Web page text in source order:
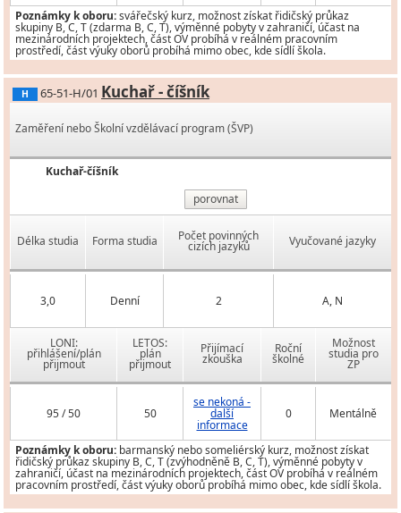
Poznámky k oboru:svářečský kurz, možnost získat řidičský průkaz
skupiny B, C, T (zdarma B, C, T), výměnné pobyty v zahraničí, účast na
mezinárodních projektech, část OV probíhá v reálném pracovním
prostředí, část výuky oborů probíhá mimo obec, kde sídlí škola.
H 65-51-H/01 Kuchař - číšník
Zaměření nebo Školní vzdělávací program (ŠVP)
Kuchař-číšník
porovnat
Délka studia Forma studia Počet povinných
cizích jazyků Vyučované jazyky
3,0 Denní 2 A, N
LONI:
přihlášení/plán
přijmout
LETOS:
plán
přijmout
Přijímací
zkouška
Roční
školné
Možnost
studia pro
ZP
95 / 50 50
se nekoná -
další
informace
0 Mentálně
Poznámky k oboru: barmanský nebo someliérský kurz, možnost získat
řidičský průkaz skupiny B, C, T (zvýhodněně B, C, T), výměnné pobyty v
zahraničí, účast na mezinárodních projektech, část OV probíhá v reálném
pracovním prostředí, část výuky oborů probíhá mimo obec, kde sídlí škola.